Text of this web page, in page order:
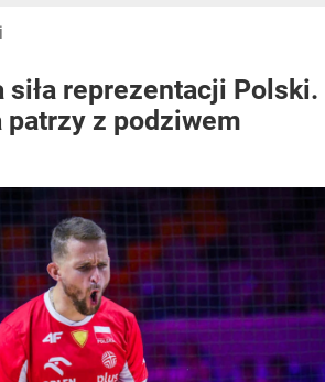
siła reprezentacji Polski.
patrzy z podziwem